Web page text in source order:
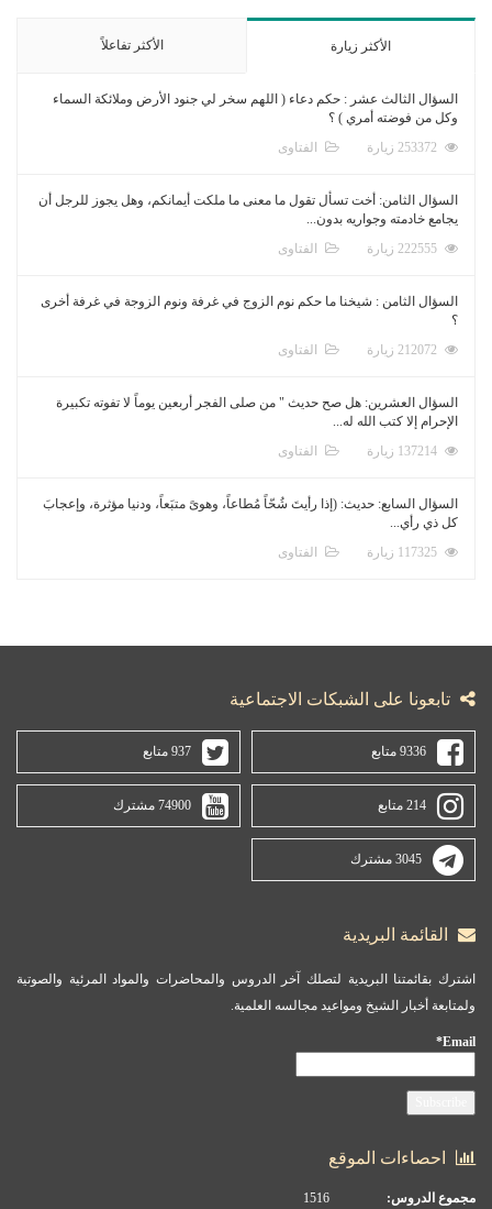
الأكثر زيارة الأكثر تفاعلاً
السؤال الثالث عشر : حكم دعاء ( اللهم سخر لي جنود الأرض وملائكة السماء
وكل من فوضته أمري ) ؟
الفتاوى
السؤال الثامن: أخت تسأل تقول ما معنى ما ملكت أيمانكم، وهل يجوز للرجل أن
يجامع خادمته وجواريه بدون...
الفتاوى
السؤال الثامن : شيخنا ما حكم نوم الزوج في غرفة ونوم الزوجة في غرفة أخرى
؟
الفتاوى
السؤال العشرين: هل صح حديث " من صلى الفجر أربعين يوماً لا تفوته تكبيرة
الإحرام إلا كتب الله له...
الفتاوى
السؤال السابع: حديث: (إذا رأيتَ شُحّاً مُطاعاً، وهوىً متبَعاً، ودنيا مؤثرة، وإعجابَ
كل ذي رأي...
الفتاوى
تابعونا على الشبكات الاجتماعية
9336 متابع 937 متابع
214 متابع 74900 مشترك
3045 مشترك
القائمة البريدية
اشترك بقائمتنا البريدية لتصلك آخر الدروس والمحاضرات والمواد المرئية والصوتية
ولمتابعة أخبار الشيخ ومواعيد مجالسه العلمية.
Email*
احصاءات الموقع
مجموع الدروس: